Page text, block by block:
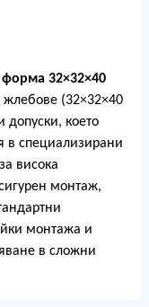
32×32×40
жлебове (32×32×40
допуски, което
в специализирани
висока
монтаж,
монтажа и
в сложни